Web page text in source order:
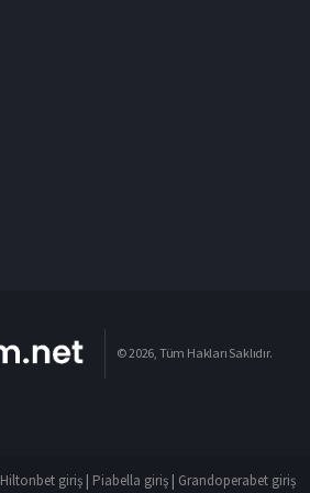
© 2026, Tüm Hakları Saklıdır.
Hiltonbet giriş | Piabella giriş | Grandoperabet giriş